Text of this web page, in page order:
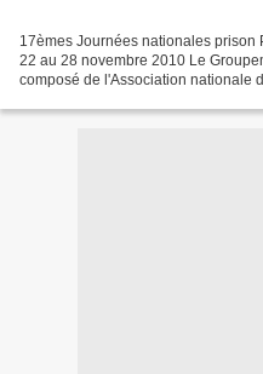
17èmes Journées nationales prison
22 au 28 novembre 2010 Le
composé de l'Association nationale